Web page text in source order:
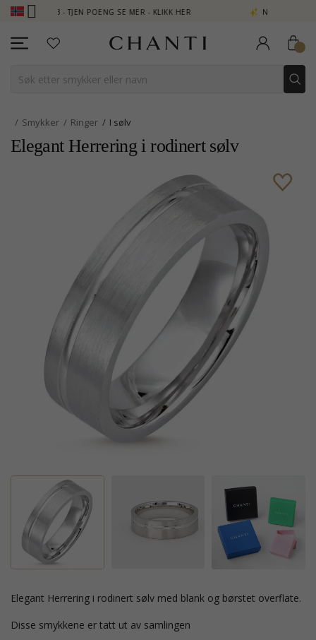
- TJEN POENG SE MER - KLIKK HER NEW COLLECTION | AURA
Smykker Ringer I sølv
Elegant Herrering i rodinert sølv
Elegant Herrering i rodinert sølv med blank og børstet overflate.
Disse smykkene er tatt ut av samlingen